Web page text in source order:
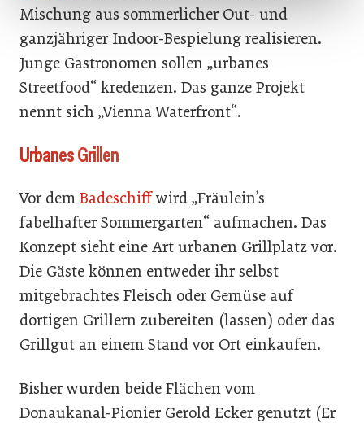
Mischung aus sommerlicher Out- und
ganzjähriger Indoor-Bespielung realisieren.
Junge Gastronomen sollen „urbanes
Streetfood“ kredenzen. Das ganze Projekt
nennt sich „Vienna Waterfront“.
Urbanes Grillen
Vor dem Badeschiffwird „Fräulein’s
fabelhafter Sommergarten“ aufmachen. Das
Konzept sieht eine Art urbanen Grillplatz vor.
Die Gäste können entweder ihr selbst
mitgebrachtes Fleisch oder Gemüse auf
dortigen Grillern zubereiten (lassen) oder das
Grillgut an einem Stand vor Ort einkaufen.
Bisher wurden beide Flächen vom
Donaukanal-Pionier Gerold Ecker genutzt (Er